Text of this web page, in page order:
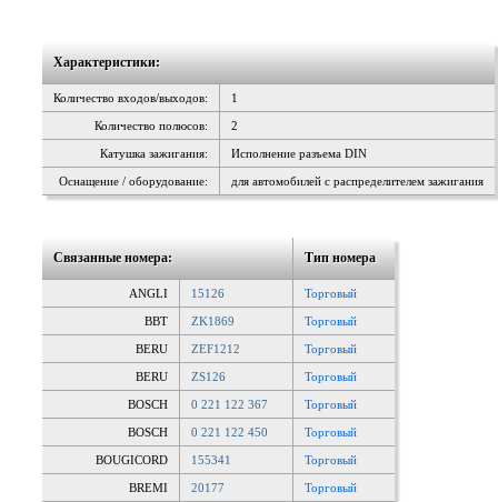
Характеристики:
Количество входов/выходов: 1
Количество полюсов: 2
Катушка зажигания: Исполнение разъема DIN
Оснащение / оборудование: для автомобилей с распределителем зажигания
Связанные номера: Тип номера
ANGLI 15126 Торговый
BBT ZK1869 Торговый
BERU ZEF1212 Торговый
BERU ZS126 Торговый
BOSCH 0 221 122 367 Торговый
BOSCH 0 221 122 450 Торговый
BOUGICORD 155341 Торговый
BREMI 20177 Торговый